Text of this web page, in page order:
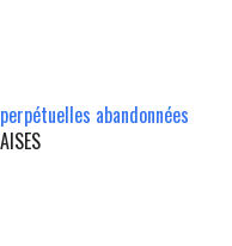
abandonnées